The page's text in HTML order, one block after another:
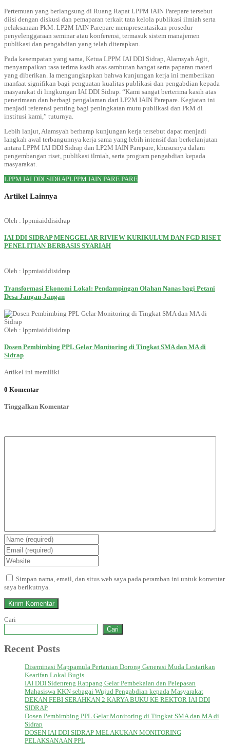
Pertemuan yang berlangsung di Ruang Rapat LPPM IAIN Parepare tersebut
diisi dengan diskusi dan pemaparan terkait tata kelola publikasi ilmiah serta
pelaksanaan PkM. LP2M IAIN Parepare mempresentasikan prosedur
penyelenggaraan seminar atau konferensi, termasuk sistem manajemen
publikasi dan pengabdian yang telah diterapkan.
Pada kesempatan yang sama, Ketua LPPM IAI DDI Sidrap, Alamsyah Agit,
menyampaikan rasa terima kasih atas sambutan hangat serta paparan materi
yang diberikan. Ia mengungkapkan bahwa kunjungan kerja ini memberikan
manfaat signifikan bagi penguatan kualitas publikasi dan pengabdian kepada
masyarakat di lingkungan IAI DDI Sidrap. “Kami sangat berterima kasih atas
penerimaan dan berbagi pengalaman dari LP2M IAIN Parepare. Kegiatan ini
menjadi referensi penting bagi peningkatan mutu publikasi dan PkM di
institusi kami,” tuturnya.
Lebih lanjut, Alamsyah berharap kunjungan kerja tersebut dapat menjadi
langkah awal terbangunnya kerja sama yang lebih intensif dan berkelanjutan
antara LPPM IAI DDI Sidrap dan LP2M IAIN Parepare, khususnya dalam
pengembangan riset, publikasi ilmiah, serta program pengabdian kepada
masyarakat.
LPPM IAI DDI SIDRAPLPPM IAIN PARE PARE
Artikel Lainnya
Oleh : lppmiaiddisidrap
IAI DDI SIDRAP MENGGELAR RIVIEW KURIKULUM DAN FGD RISET
PENELITIAN BERBASIS SYARIAH
Oleh : lppmiaiddisidrap
Transformasi Ekonomi Lokal: Pendampingan Olahan Nanas bagi Petani
Desa Jangan-Jangan
Oleh : lppmiaiddisidrap
Dosen Pembimbing PPL Gelar Monitoring di Tingkat SMA dan MA di
Sidrap
Artikel ini memiliki
0 Komentar
Tinggalkan Komentar
Simpan nama, email, dan situs web saya pada peramban ini untuk komentar
saya berikutnya.
Cari
Cari
Recent Posts
Diseminasi Mappamula Pertanian Dorong Generasi Muda Lestarikan
Kearifan Lokal Bugis
IAI DDI Sidenreng Rappang Gelar Pembekalan dan Pelepasan
Mahasiswa KKN sebagai Wujud Pengabdian kepada Masyarakat
DEKAN FEBI SERAHKAN 2 KARYA BUKU KE REKTOR IAI DDI
SIDRAP
Dosen Pembimbing PPL Gelar Monitoring di Tingkat SMA dan MA di
Sidrap
DOSEN IAI DDI SIDRAP MELAKUKAN MONITORING
PELAKSANAAN PPL